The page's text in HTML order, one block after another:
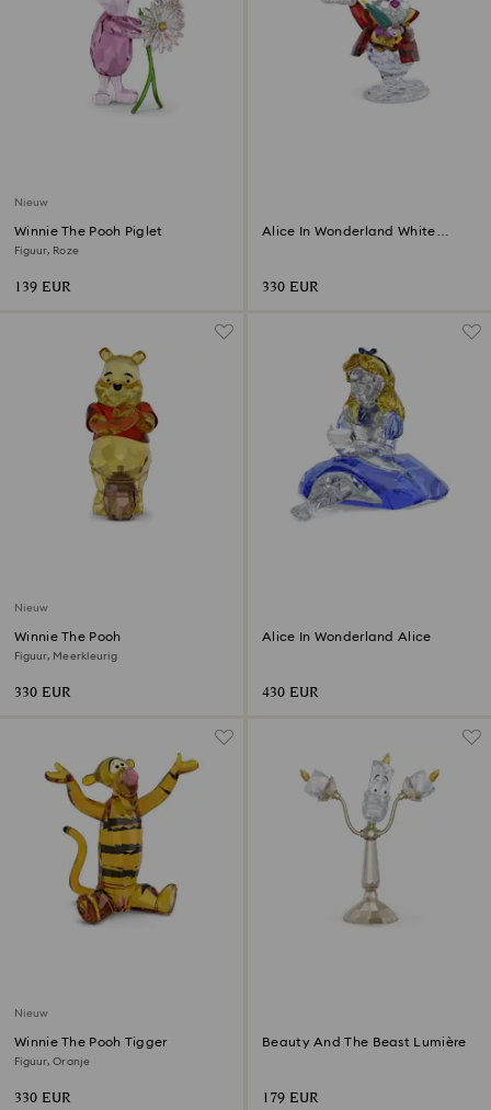
Nieuw
Winnie The Pooh Piglet
Figuur, Roze
139 EUR
Alice In Wonderland White
330 EUR
Nieuw
Winnie The Pooh
Figuur, Meerkleurig
330 EUR
Alice In Wonderland Alice
430 EUR
Nieuw
Winnie The Pooh Tigger
Figuur, Oranje
330 EUR
Beauty And The Beast Lumière
179 EUR